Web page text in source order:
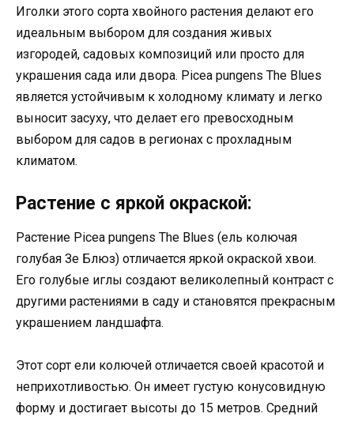
Иголки этого сорта хвойного растения делают его
идеальным выбором для создания живых
изгородей, садовых композиций или просто для
украшения сада или двора. Picea pungens The Blues
является устойчивым к холодному климату и легко
выносит засуху, что делает его превосходным
выбором для садов в регионах с прохладным
климатом.
Растение с яркой окраской:
Растение Picea pungens The Blues (ель колючая
голубая Зе Блюз) отличается яркой окраской хвои.
Его голубые иглы создают великолепный контраст с
другими растениями в саду и становятся прекрасным
украшением ландшафта.
Этот сорт ели колючей отличается своей красотой и
неприхотливостью. Он имеет густую конусовидную
форму и достигает высоты до 15 метров. Средний